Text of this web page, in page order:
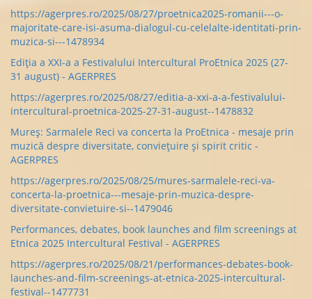
https://agerpres.ro/2025/08/27/proetnica2025-romanii---o-
majoritate-care-isi-asuma-dialogul-cu-celelalte-identitati-prin-
muzica-si---1478934
Ediția a XXI-a a Festivalului Intercultural ProEtnica 2025 (27-
31 august) - AGERPRES
https://agerpres.ro/2025/08/27/editia-a-xxi-a-a-festivalului-
intercultural-proetnica-2025-27-31-august--1478832
Mureș: Sarmalele Reci va concerta la ProEtnica - mesaje prin
muzică despre diversitate, conviețuire și spirit critic -
AGERPRES
https://agerpres.ro/2025/08/25/mures-sarmalele-reci-va-
concerta-la-proetnica---mesaje-prin-muzica-despre-
diversitate-convietuire-si--1479046
Performances, debates, book launches and film screenings at
Etnica 2025 Intercultural Festival - AGERPRES
https://agerpres.ro/2025/08/21/performances-debates-book-
launches-and-film-screenings-at-etnica-2025-intercultural-
festival--1477731